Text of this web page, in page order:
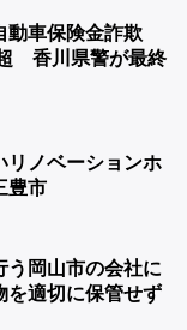
動車保険金詐欺
香川県警が最終
リノベーションホ
豊市
う岡山市の会社に
適切に保管せず